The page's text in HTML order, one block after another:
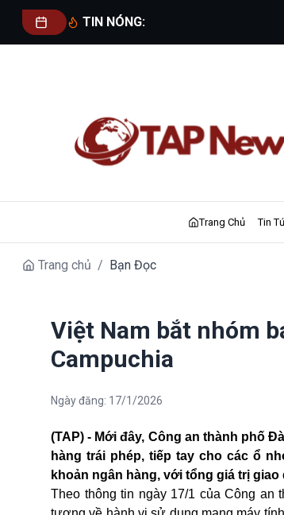
TIN NÓNG:
Trang Chủ Tin
Trang chủ / Bạn Đọc
Việt Nam bắt nhóm
Campuchia
Ngày đăng: 17/1/2026
(TAP) - Mới đây, Công an thành phố
hàng trái phép, tiếp tay cho các ổ
khoản ngân hàng, với tổng giá trị
Theo thông tin ngày 17/1 của Công an